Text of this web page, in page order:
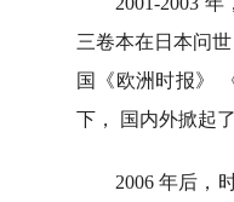
三卷本在日本问
国《欧洲时报》
下， 国内外掀起
2006 年后，时